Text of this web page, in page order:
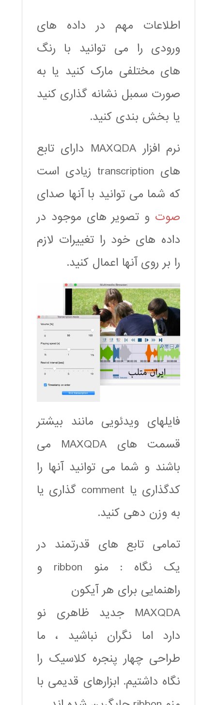
اطلاعات مهم در داده های
ورودی را می توانید با رنگ
های مختلفی مارک کنید یا به
صورت سمبل نشانه گذاری کنید
یا بخش بندی کنید.
نرم افزار MAXQDA دارای تابع
های transcription زیادی است
که شما می توانید با آنها صدای
صوت و تصویر های موجود در
داده های خود را تغییرات لازم
را بر روی آنها اعمال کنید.
فایلهای ویدئویی مانند بیشتر
قسمت های MAXQDA می
باشند و شما می توانید آنها را
کدگذاری یا comment گذاری یا
به وزن دهی کنید.
تمامی تابع های قدرتمند در
یک نگاه : منو ribbon و
راهنمایی برای هر آیکون
MAXQDA جدید ظاهری نو
دارد اما نگران نباشید ، ما
طراحی چهار پنجره کلاسیک را
نگاه داشتیم. ابزارهای قدیمی با